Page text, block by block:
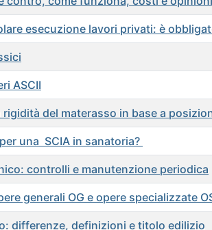
esecuzione lavori privati: è
ASCII
rigidità del materasso in base a
una SCIA in sanatoria?
controlli e manutenzione periodica
generali OG e opere specializzate
differenze, definizioni e titolo edilizio